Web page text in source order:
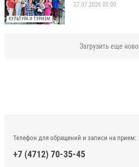
КУЛЬТУРА И ТУРИЗМ
27.07.2026 00:00
Загрузить еще
Телефон для обращений и записи на прием:
+7 (4712) 70-35-45